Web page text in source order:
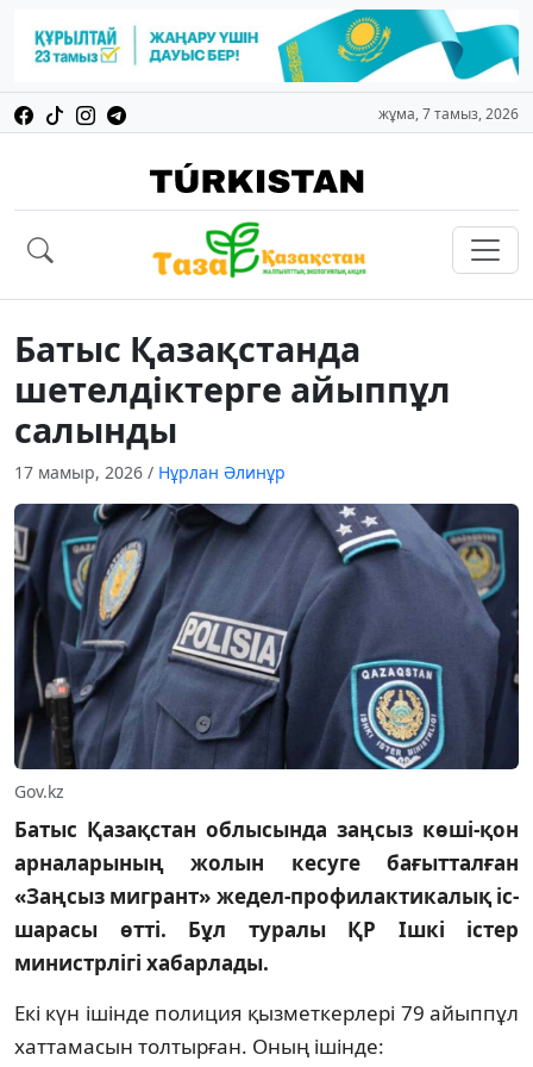
жұма, 7 тамыз, 2026
Батыс Қазақстанда
шетелдіктерге айыппұл
салынды
17 мамыр, 2026 / Нұрлан Әлинұр
Gov.kz
Батыс Қазақстан облысында заңсыз көші-қон
арналарының жолын кесуге бағытталған
«Заңсыз мигрант» жедел-профилактикалық іс-
шарасы өтті. Бұл туралы ҚР Ішкі істер
министрлігі хабарлады.
Екі күн ішінде полиция қызметкерлері 79 айыппұл
хаттамасын толтырған. Оның ішінде: